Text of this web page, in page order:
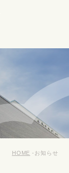
HOME お知らせ